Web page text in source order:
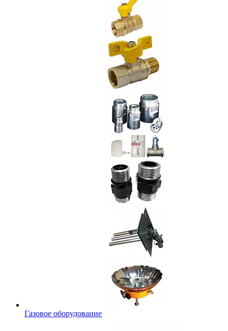
Газовое оборудование